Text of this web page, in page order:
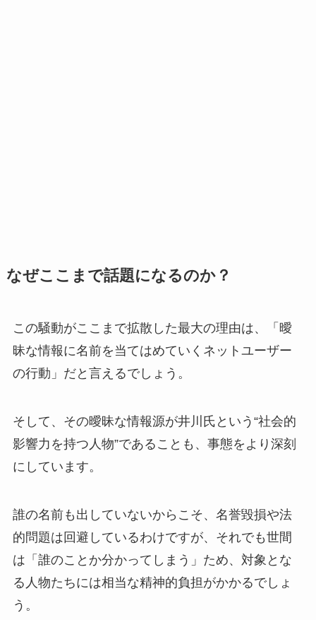
なぜここまで話題になるのか？
この騒動がここまで拡散した最大の理由は、「曖
昧な情報に名前を当てはめていくネットユーザー
の行動」だと言えるでしょう。
そして、その曖昧な情報源が井川氏という“社会的
影響力を持つ人物”であることも、事態をより深刻
にしています。
誰の名前も出していないからこそ、名誉毀損や法
的問題は回避しているわけですが、それでも世間
は「誰のことか分かってしまう」ため、対象とな
る人物たちには相当な精神的負担がかかるでしょ
う。